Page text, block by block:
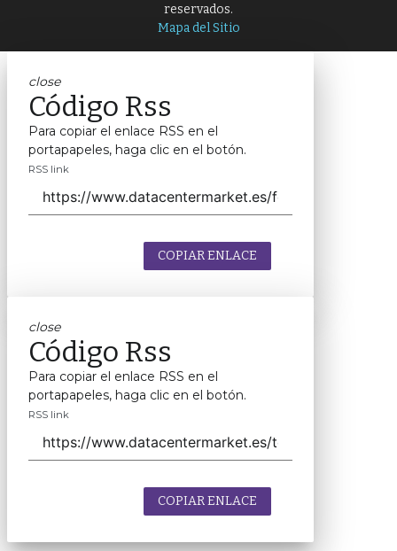
reservados.
Mapa del Sitio
close
Código Rss
Para copiar el enlace RSS en el
portapapeles, haga clic en el botón.
RSS link
COPIAR ENLACE
close
Código Rss
Para copiar el enlace RSS en el
portapapeles, haga clic en el botón.
RSS link
COPIAR ENLACE